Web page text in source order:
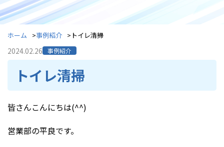
ホーム 事例紹介 トイレ清掃
2024.02.26 事例紹介
トイレ清掃
皆さんこんにちは(^^)
営業部の平良です。